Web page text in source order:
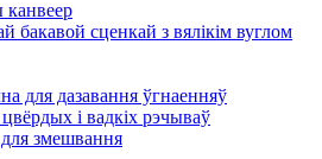
канвеер
бакавой сценкай з вялікім вуглом
для дазавання ўгнаенняў
і вадкіх рэчываў
змешвання